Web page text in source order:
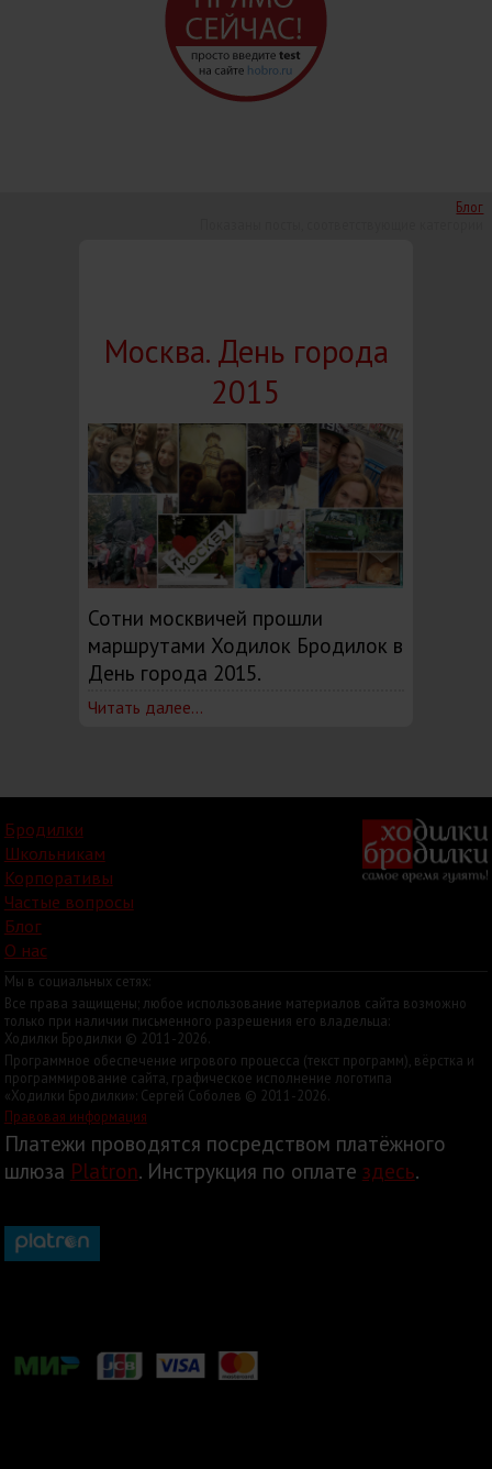
Блог
Москва. День города
2015
Сотни москвичей прошли
маршрутами Ходилок Бродилок в
День города 2015.
Читать далее...
Бродилки
Школьникам
Корпоративы
Частые вопросы
Блог
О нас
Мы в социальных сетях:
Все права защищены; любое использование материалов сайта возможно
только при наличии письменного разрешения его владельца:
Ходилки Бродилки © 2011-2026.
Программное обеспечение игрового процесса (текст программ), вёрстка и
программирование сайта, графическое исполнение логотипа
«Ходилки Бродилки»: Сергей Соболев © 2011-2026.
Правовая информация
Платежи проводятся посредством платёжного
шлюза Platron. Инструкция по оплате здесь.